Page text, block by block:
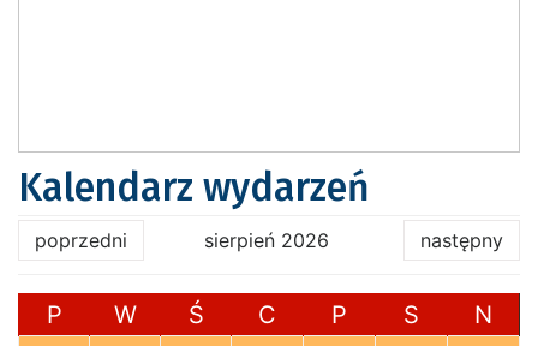
Kalendarz wydarzeń
poprzedni sierpień 2026 następny
P W Ś C P S N